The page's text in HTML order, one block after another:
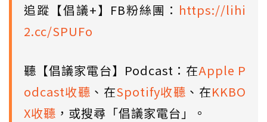
追蹤【倡議+】FB粉絲團： https://lihi
2.cc/SPUFo
聽【倡議家電台】Podcast：在Apple P
odcast收聽 、在Spotify收聽 、在KKBO
X收聽 ，或搜尋「倡議家電台」。